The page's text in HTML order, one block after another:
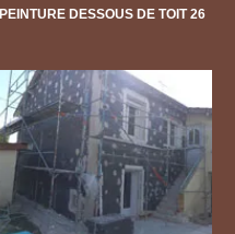
PEINTURE DESSOUS DE TOIT 26